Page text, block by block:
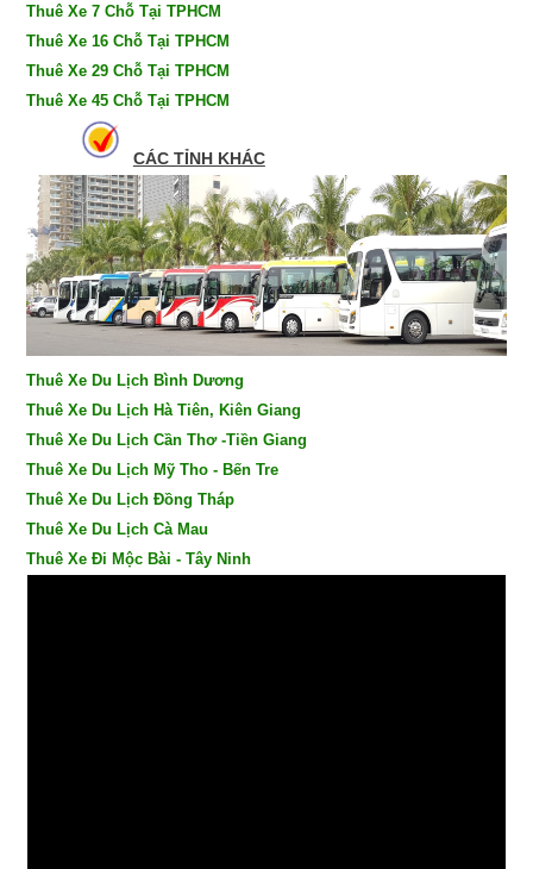
Thuê Xe 7 Chỗ Tại TPHCM
Thuê Xe 16 Chỗ Tại TPHCM
Thuê Xe 29 Chỗ Tại TPHCM
Thuê Xe 45 Chỗ Tại TPHCM
CÁC TỈNH KHÁC
Thuê Xe Du Lịch Bình Dương
Thuê Xe Du Lịch Hà Tiên, Kiên Giang
Thuê Xe Du Lịch Cần Thơ -Tiền Giang
Thuê Xe Du Lịch Mỹ Tho - Bến Tre
Thuê Xe Du Lịch Đồng Tháp
Thuê Xe Du Lịch Cà Mau
Thuê Xe Đi Mộc Bài - Tây Ninh